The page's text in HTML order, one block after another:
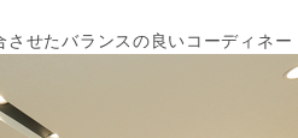
せたバランスの良いコーディネー